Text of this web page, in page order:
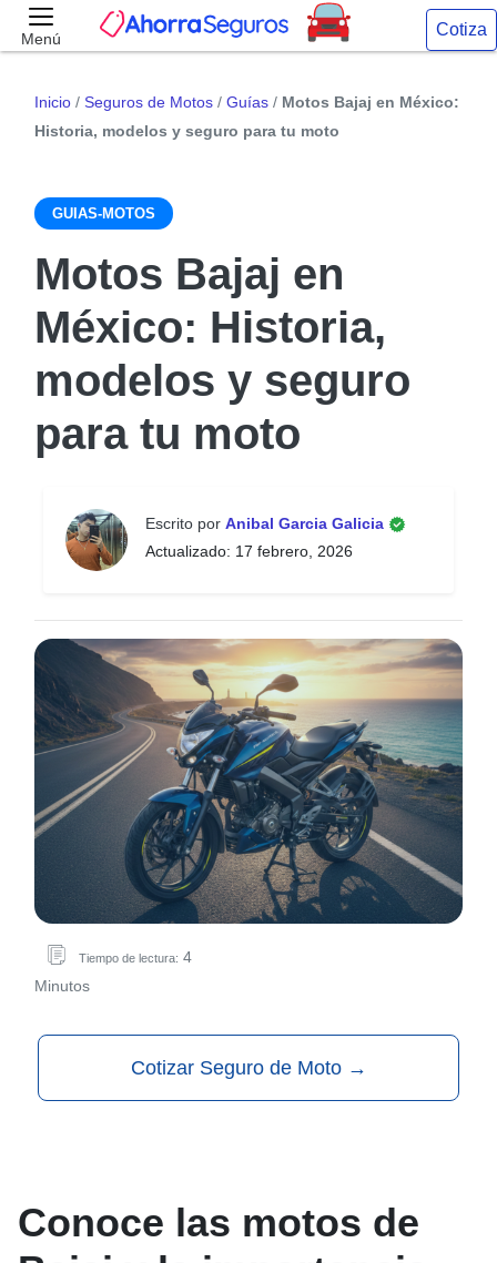
Menú Cotiza
Inicio / Seguros de Motos / Guías / Motos Bajaj en México:
Historia, modelos y seguro para tu moto
GUIAS-MOTOS
Motos Bajaj en
México: Historia,
modelos y seguro
para tu moto
Escrito por Anibal Garcia Galicia
Actualizado: 17 febrero, 2026
Tiempo de lectura: 4
Minutos
Cotizar Seguro de Moto →
Conoce las motos de